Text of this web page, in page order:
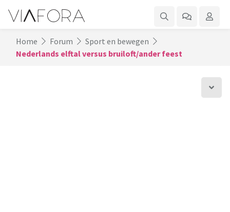
Home Forum
Sport en bewegen
Nederlands elftal versus bruiloft/ander feest